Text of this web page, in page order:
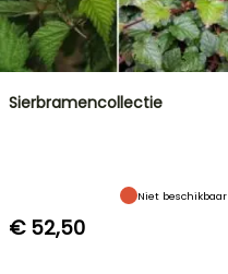
Sierbramencollectie
Niet beschikbaar
€ 52,50